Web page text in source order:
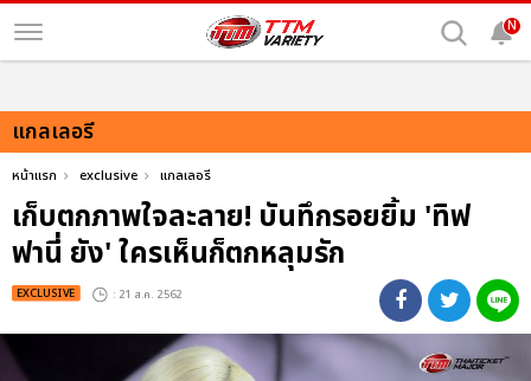
N
แกลเลอรี
หน้าแรก exclusive แกลเลอรี
เก็บตกภาพใจละลาย! บันทึกรอยยิ้ม 'ทิฟ
ฟานี่ ยัง' ใครเห็นก็ตกหลุมรัก
EXCLUSIVE : 21 ส.ค. 2562